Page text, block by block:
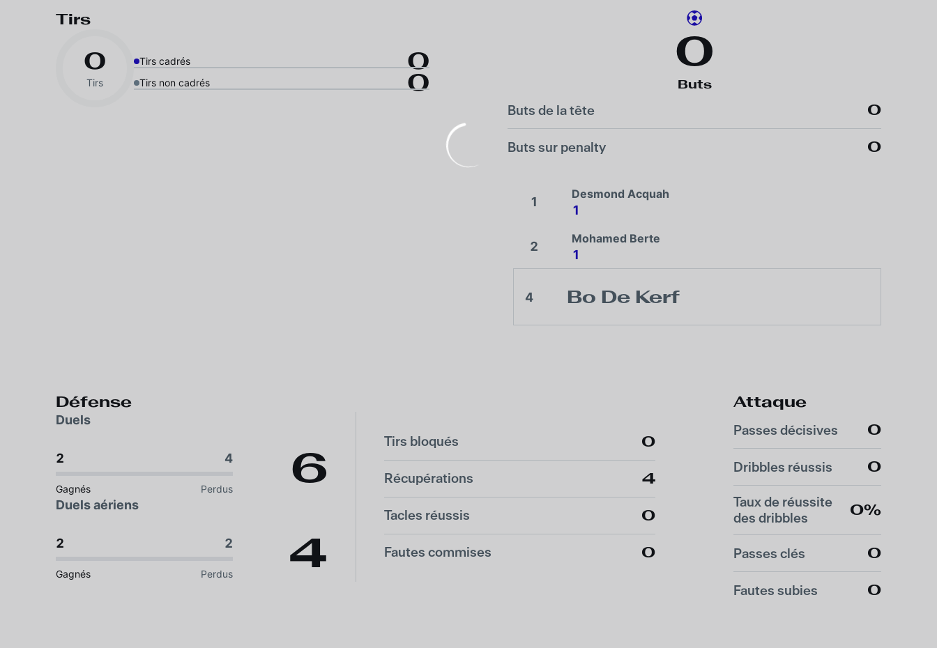
0
Buts
Buts de la tête 0
Buts sur penalty 0
1
Desmond Acquah
1
2
Mohamed Berte
1
4 Bo De Kerf
Tirs
0
Tirs
Tirs cadrés 0
Tirs non cadrés 0
Attaque
Passes décisives 0
Dribbles réussis 0
Taux de réussite
des dribbles
0%
Passes clés 0
Fautes subies 0
Défense
Duels
2 4
Gagnés Perdus 6
Duels aériens
2 2
Gagnés Perdus 4
Tirs bloqués 0
Récupérations 4
Tacles réussis 0
Fautes commises 0